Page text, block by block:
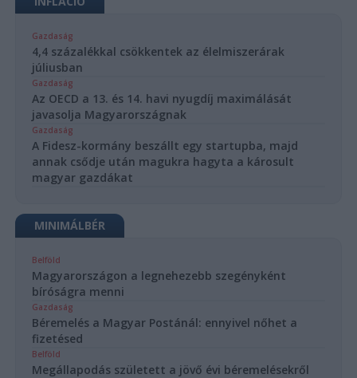
Gazdaság
4,4 százalékkal csökkentek az élelmiszerárak
júliusban
Gazdaság
Az OECD a 13. és 14. havi nyugdíj maximálását
javasolja Magyarországnak
Gazdaság
A Fidesz-kormány beszállt egy startupba, majd
annak csődje után magukra hagyta a károsult
magyar gazdákat
MINIMÁLBÉR
Belföld
Magyarországon a legnehezebb szegényként
bíróságra menni
Gazdaság
Béremelés a Magyar Postánál: ennyivel nőhet a
fizetésed
Belföld
Megállapodás született a jövő évi béremelésekről